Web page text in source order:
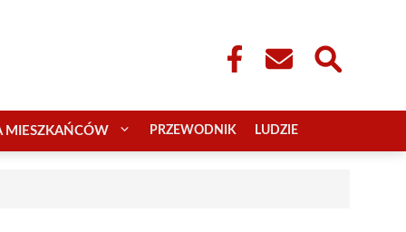
MIESZKAŃCÓW PRZEWODNIK LUDZIE